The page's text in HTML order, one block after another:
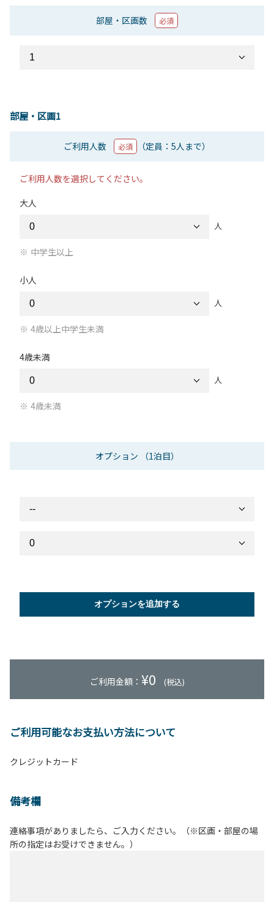
部屋・区画数 必須
部屋・区画1
ご利用人数 必須 （定員：5人まで）
ご利用人数を選択してください。
大人
人
中学生以上
小人
人
4歳以上中学生未満
4歳未満
人
4歳未満
オプション （1泊目）
オプションを追加する
ご利用金額： ¥0 (税込)
ご利用可能なお支払い方法について
クレジットカード
備考欄
連絡事項がありましたら、ご入力ください。（※区画・部屋の場
所の指定はお受けできません。）